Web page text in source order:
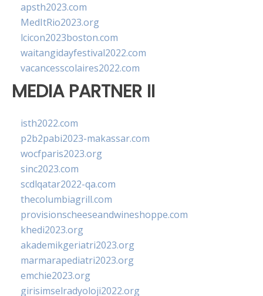
apsth2023.com
MedItRio2023.org
lcicon2023boston.com
waitangidayfestival2022.com
vacancesscolaires2022.com
MEDIA PARTNER II
isth2022.com
p2b2pabi2023-makassar.com
wocfparis2023.org
sinc2023.com
scdlqatar2022-qa.com
thecolumbiagrill.com
provisionscheeseandwineshoppe.com
khedi2023.org
akademikgeriatri2023.org
marmarapediatri2023.org
emchie2023.org
girisimselradyoloji2022.org